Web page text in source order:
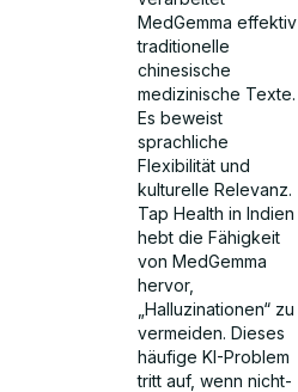
MedGemma effektiv
traditionelle
chinesische
medizinische Texte.
Es beweist
sprachliche
Flexibilität und
kulturelle Relevanz.
Tap Health in Indien
hebt die Fähigkeit
von MedGemma
hervor,
„Halluzinationen“ zu
vermeiden. Dieses
häufige KI-Problem
tritt auf, wenn nicht-